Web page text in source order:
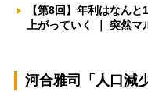
【第8回】年利はなん
上がっていく ｜ 突然
河合雅司「人口減